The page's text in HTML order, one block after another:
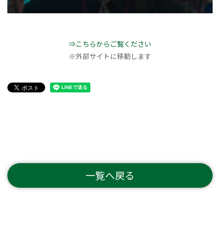
⇒こちらからご覧ください
※外部サイトに移動します
一覧へ戻る